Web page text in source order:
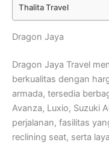
Thalita Travel
Dragon Jaya
Dragon Jaya Travel
berkualitas dengan
armada, tersedia
Avanza, Luxio, Suzuki
perjalanan, fasilitas
reclining seat, serta